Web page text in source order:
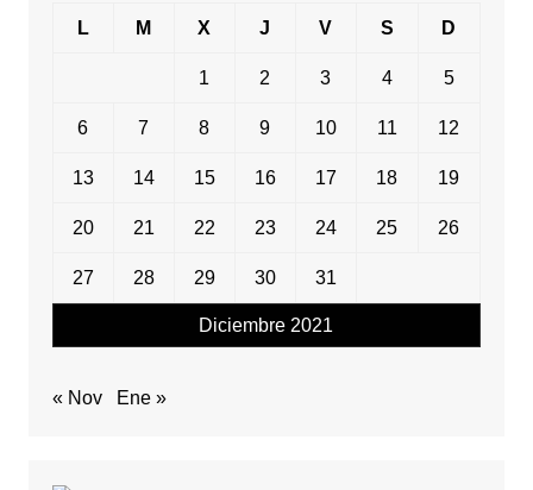
Diciembre 2021
L M X J V S D
1 2 3 4 5
6 7 8 9 10 11 12
13 14 15 16 17 18 19
20 21 22 23 24 25 26
27 28 29 30 31
« Nov Ene »